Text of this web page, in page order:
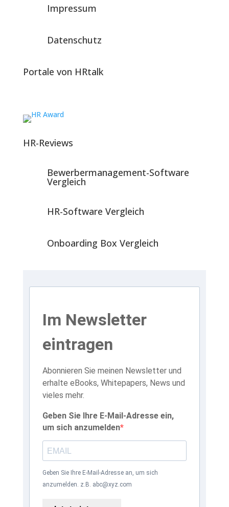
Impressum
Datenschutz
Portale von HRtalk
HR-Reviews
Bewerbermanagement-Software
Vergleich
HR-Software Vergleich
Onboarding Box Vergleich
Im Newsletter
eintragen
Abonnieren Sie meinen Newsletter und
erhalte eBooks, Whitepapers, News und
vieles mehr.
Geben Sie Ihre E-Mail-Adresse ein,
um sich anzumelden
Geben Sie Ihre E-Mail-Adresse an, um sich
anzumelden. z.B. abc@xyz.com